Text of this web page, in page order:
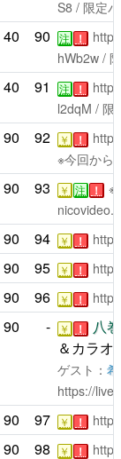
S8 / 限定
40 90 注 ！
hWb2w /
40 91 注 ！
l2dqM / 限
90 92 ￥ ！
※今回から
90 93 ￥ 注 ！
90 94 ￥ ！
90 95 ￥ ！
90 96 ￥ ！
90 - ￥ ！
八
＆カラオ
ゲスト：
https://
90 97 ￥ ！
90 98 ￥ ！